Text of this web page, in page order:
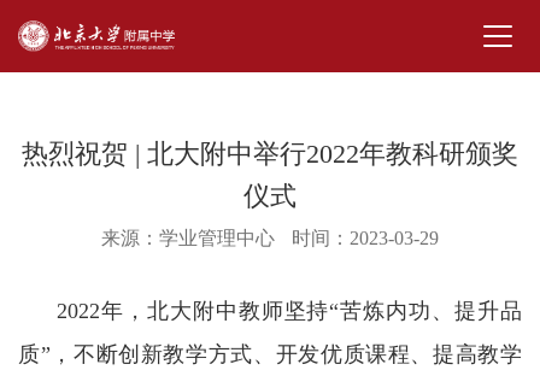
热烈祝贺 | 北大附中举行2022年教科研颁奖
仪式
来源：学业管理中心 时间：2023-03-29
2022年，北大附中教师坚持“苦炼内功、提升品
质”，不断创新教学方式、开发优质课程、提高教学